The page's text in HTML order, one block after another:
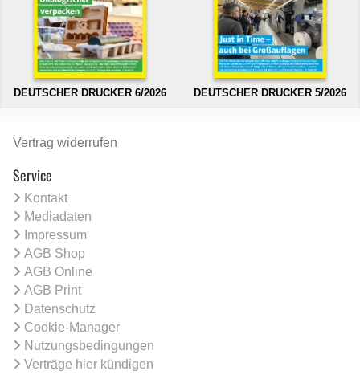
DEUTSCHER DRUCKER 6/2026 DEUTSCHER DRUCKER 5/2026
Vertrag widerrufen
Service
Kontakt
Mediadaten
Impressum
AGB Shop
AGB Online
AGB Print
Datenschutz
Cookie-Manager
Nutzungsbedingungen
Verträge hier kündigen